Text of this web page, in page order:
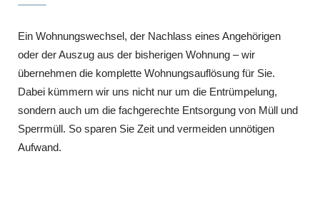
Ein Wohnungswechsel, der Nachlass eines Angehörigen
oder der Auszug aus der bisherigen Wohnung – wir
übernehmen die komplette Wohnungsauflösung für Sie.
Dabei kümmern wir uns nicht nur um die Entrümpelung,
sondern auch um die fachgerechte Entsorgung von Müll und
Sperrmüll. So sparen Sie Zeit und vermeiden unnötigen
Aufwand.